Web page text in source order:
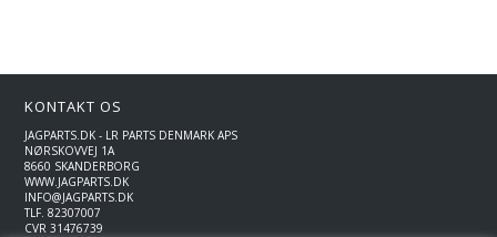
KONTAKT OS
JAGPARTS.DK - LR PARTS DENMARK APS
NØRSKOVVEJ 1A
8660 SKANDERBORG
WWW.JAGPARTS.DK
INFO@JAGPARTS.DK
TLF.82307007
CVR 31476739